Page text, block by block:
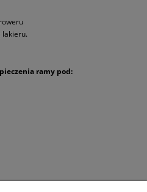
lakieru.
ramy pod: